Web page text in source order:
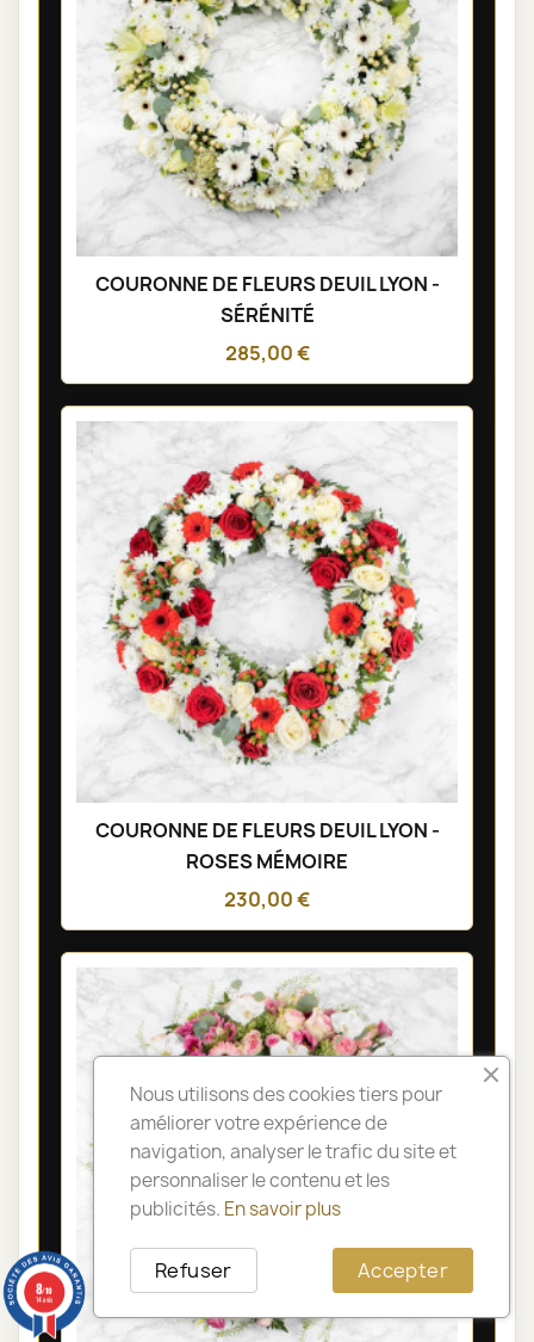
COURONNE DE FLEURS DEUIL LYON -
SÉRÉNITÉ
285,00 €
COURONNE DE FLEURS DEUIL LYON -
ROSES MÉMOIRE
230,00 €
Nous utilisons des cookies tiers pour
améliorer votre expérience de
navigation, analyser le trafic du site et
personnaliser le contenu et les
publicités. En savoir plus
Accepter
Refuser
8/10
14 avis